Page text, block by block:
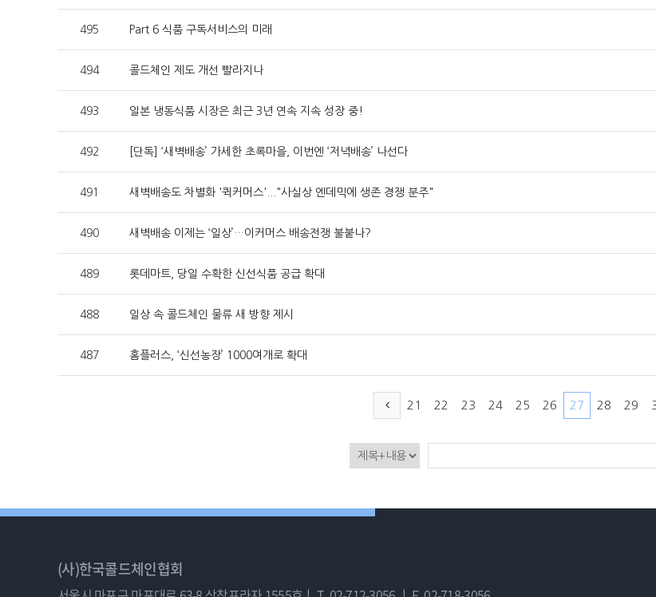
495 Part 6 식품 구독서비스의 미래
494 콜드체인 제도 개선 빨라지나
493 일본 냉동식품 시장은 최근 3년 연속 지속 성장 중!
492 [단독] ‘새벽배송’ 가세한 초록마을, 이번엔 ‘저녁배송’ 나선다
491 새벽배송도 차별화 '퀵커머스'..."사실상 엔데믹에 생존 경쟁 분주"
490 새벽배송 이제는 ‘일상’…이커머스 배송전쟁 불붙나?
489 롯데마트, 당일 수확한 신선식품 공급 확대
488 일상 속 콜드체인 물류 새 방향 제시
487 홈플러스, ‘신선농장’ 1000여개로 확대
21 22 23 24 25 26 27 28 29
(사)한국콜드체인협회